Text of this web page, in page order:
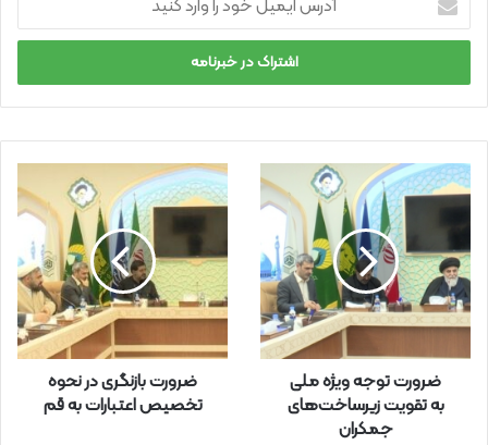
ر
ا
ی
ل
خ
د
ر
و
ا
ر
ضرورت توجه ویژه ملی
به تقویت زیرساخت‌های
جمکران
ضرورت بازنگری در نحوه
تخصیص اعتبارات به قم